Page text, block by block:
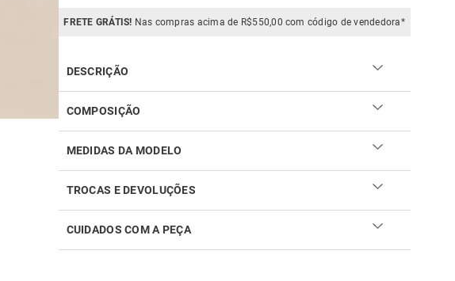
FRETE GRÁTIS! Nas compras acima de R$550,00 com código de vendedora*
DESCRIÇÃO
COMPOSIÇÃO
MEDIDAS DA MODELO
TROCAS E DEVOLUÇÕES
Realizar sua troca ou devolução é fácil. Confira maiores
informações nolink
CUIDADOS COM A PEÇA